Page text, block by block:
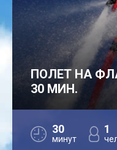
ПОЛЕТ НА
30 МИН.
30
минут
1